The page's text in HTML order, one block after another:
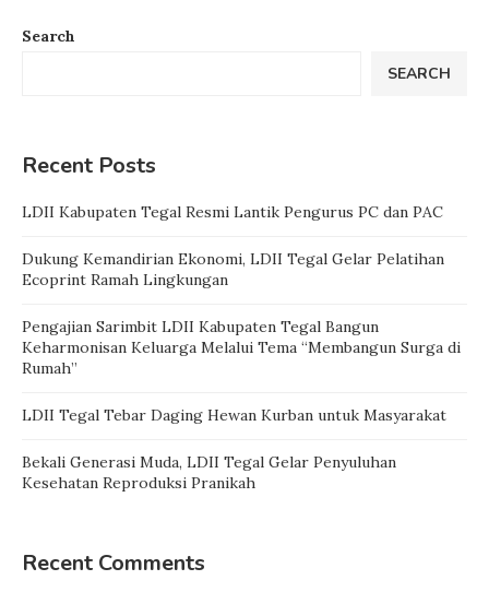
Search
SEARCH
Recent Posts
LDII Kabupaten Tegal Resmi Lantik Pengurus PC dan PAC
Dukung Kemandirian Ekonomi, LDII Tegal Gelar Pelatihan
Ecoprint Ramah Lingkungan
Pengajian Sarimbit LDII Kabupaten Tegal Bangun
Keharmonisan Keluarga Melalui Tema “Membangun Surga di
Rumah”
LDII Tegal Tebar Daging Hewan Kurban untuk Masyarakat
Bekali Generasi Muda, LDII Tegal Gelar Penyuluhan
Kesehatan Reproduksi Pranikah
Recent Comments